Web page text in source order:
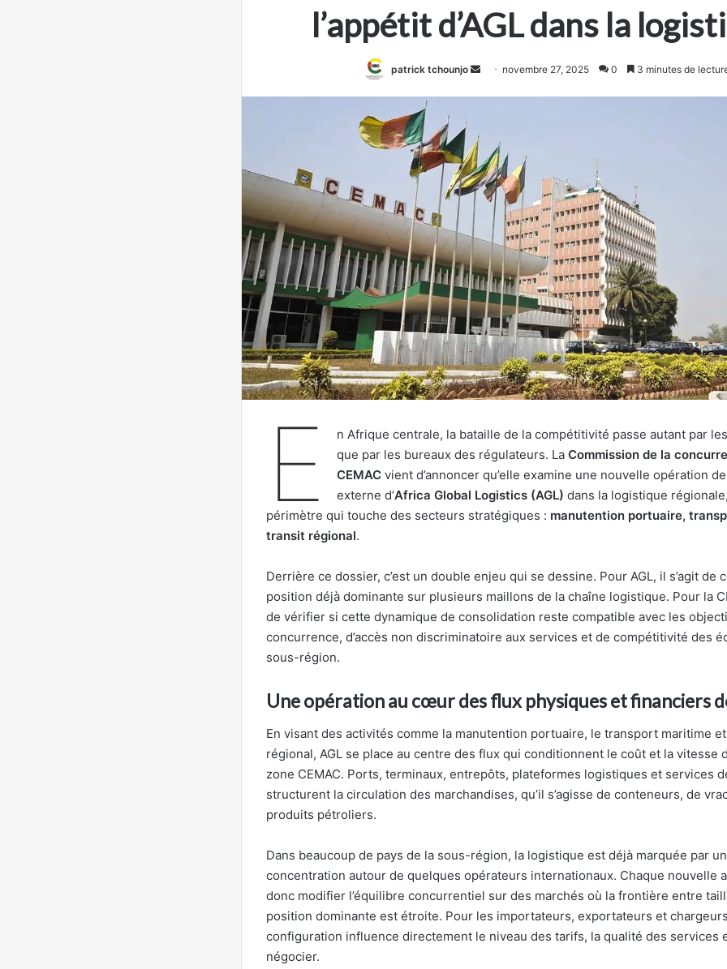
l’appétit d’AGL dans la
patrick tchounjo
Envoyernovembre 27, 2025 0 3 minutes de
E
n Afrique centrale, la bataille de la compétitivité passe autant par
que par les bureaux des régulateurs. La Commission de la
CEMACvient d’annoncer qu’elle examine une nouvelle opération
externe d’Africa Global Logistics (AGL) dans la logistique
périmètre qui touche des secteurs stratégiques : manutention portuaire,
transit régional.
Derrière ce dossier, c’est un double enjeu qui se dessine. Pour AGL, il s’agit de
position déjà dominante sur plusieurs maillons de la chaîne logistique. Pour la
de vérifier si cette dynamique de consolidation reste compatible avec les
concurrence, d’accès non discriminatoire aux services et de compétitivité des
sous-région.
Une opération au cœur des flux physiques et financiers
En visant des activités comme la manutention portuaire, le transport maritime
régional, AGL se place au centre des flux qui conditionnent le coût et la vitesse
zone CEMAC. Ports, terminaux, entrepôts, plateformes logistiques et services
structurent la circulation des marchandises, qu’il s’agisse de conteneurs, de
produits pétroliers.
Dans beaucoup de pays de la sous-région, la logistique est déjà marquée par
concentration autour de quelques opérateurs internationaux. Chaque nouvelle
donc modifier l’équilibre concurrentiel sur des marchés où la frontière entre
position dominante est étroite. Pour les importateurs, exportateurs et
configuration influence directement le niveau des tarifs, la qualité des services
négocier.